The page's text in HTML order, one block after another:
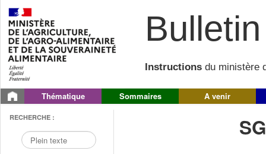
Instructions du ministère
Thématique Sommaires A venir
RECHERCHE :